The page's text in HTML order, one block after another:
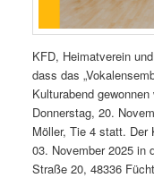
KFD, Heimatverein
dass das
Kulturabend
Donnerstag, 20.
Möller, Tie 4 statt. Der
03. November 2025 in
Straße 20, 48336